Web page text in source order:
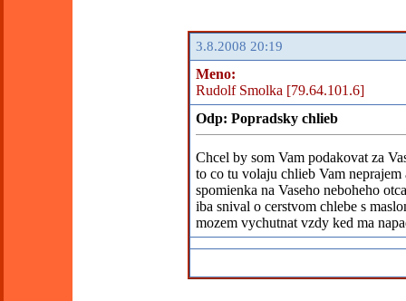
3.8.2008 20:19
Meno:
Rudolf Smolka [79.64.101.6]
Odp: Popradsky chlieb
Chcel by som Vam podakovat za
to co tu volaju chlieb Vam
spomienka na Vaseho neboheho
iba snival o cerstvom chlebe s
mozem vychutnat vzdy ked ma